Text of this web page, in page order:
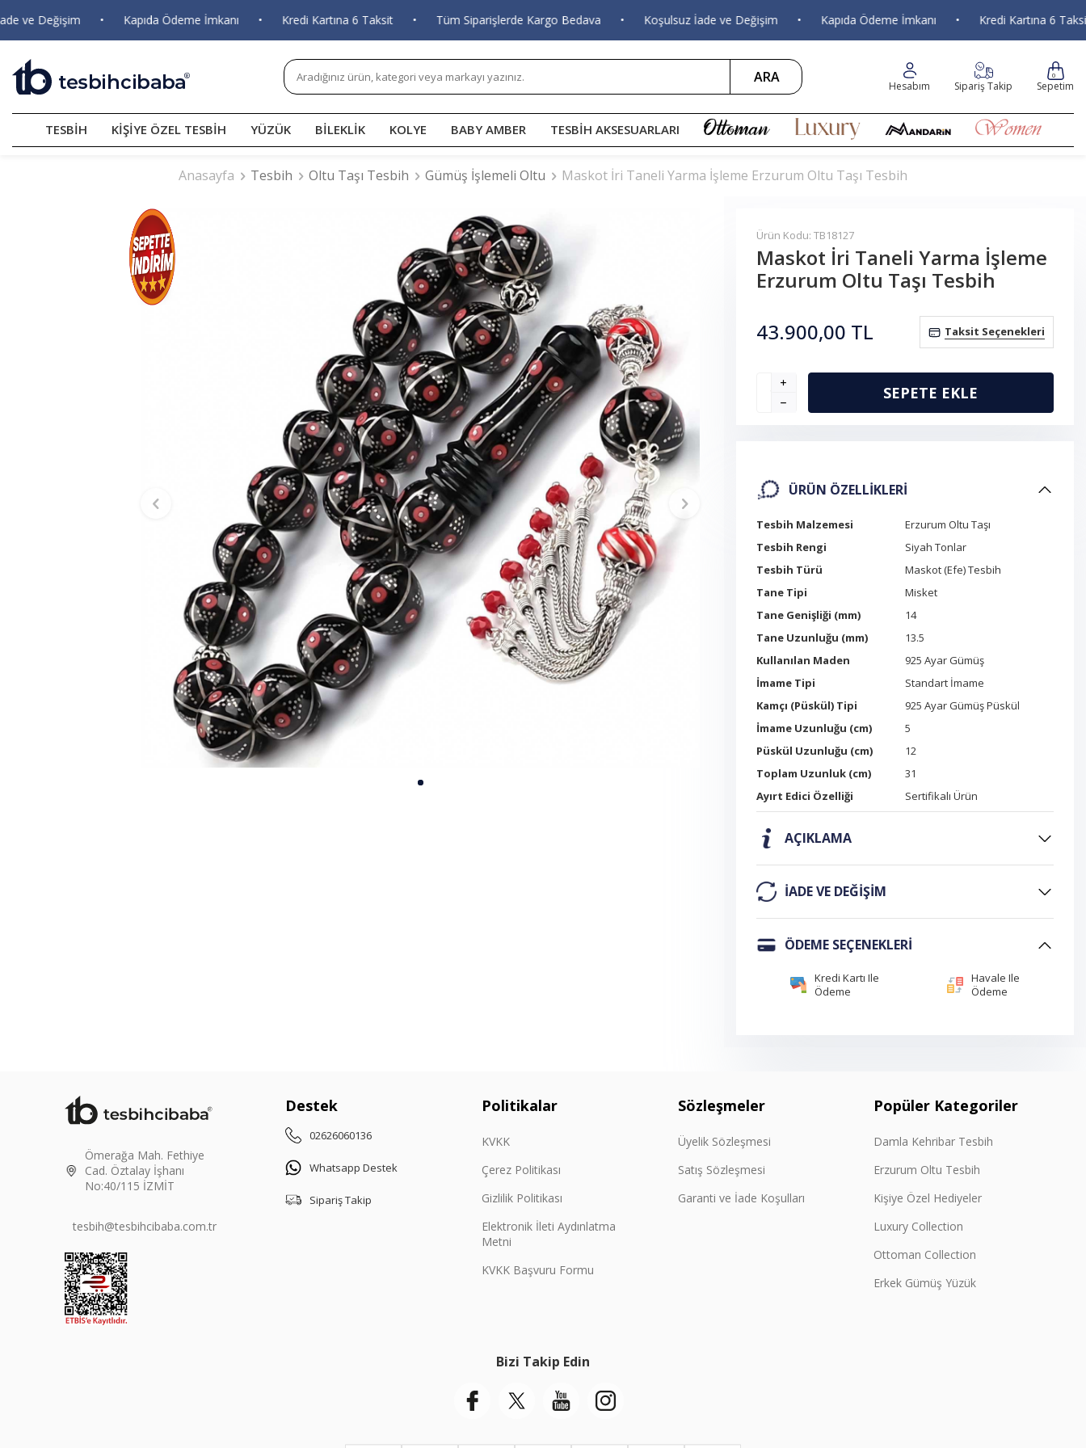
Değişim • Kapıda Ödeme İmkanı • Kredi Kartına 6 Taksit • Tüm Siparişlerde Kargo Bedava • Koşulsuz İade ve Değişim • Kapıda Ödeme İmkanı • Kredi Kartına 6 Taksit
ARA
Hesabım Sipariş Takip
0
Sepetim
TESBİH KİŞİYE ÖZEL TESBİH YÜZÜK BİLEKLİK KOLYE BABY AMBER TESBİH AKSESUARLARI
Anasayfa Tesbih Oltu Taşı Tesbih Gümüş İşlemeli Oltu Maskot İri Taneli Yarma İşleme Erzurum Oltu Taşı Tesbih
Ürün Kodu: TB18127
Maskot İri Taneli Yarma İşleme
Erzurum Oltu Taşı Tesbih
43.900,00 TL Taksit Seçenekleri
SEPETE EKLE
ÜRÜN ÖZELLIKLERI
Tesbih Malzemesi
Erzurum Oltu Taşı
Tesbih Rengi
Siyah Tonlar
Tesbih Türü
Maskot (Efe) Tesbih
Tane Tipi
Misket
Tane Genişliği (mm)
14
Tane Uzunluğu (mm)
13.5
Kullanılan Maden
925 Ayar Gümüş
İmame Tipi
Standart İmame
Kamçı (Püskül) Tipi
925 Ayar Gümüş Püskül
İmame Uzunluğu (cm)
5
Püskül Uzunluğu (cm)
12
Toplam Uzunluk (cm)
31
Ayırt Edici Özelliği
Sertifikalı Ürün
AÇIKLAMA
IADE VE DEĞIŞIM
ÖDEME SEÇENEKLERI
Kredi Kartı Ile
Ödeme
Havale Ile
Ödeme
Ömerağa Mah. Fethiye
Cad. Öztalay İşhanı
No:40/115 İZMİT
tesbih@tesbihcibaba.com.tr
Destek
02626060136
Whatsapp Destek
Sipariş Takip
Politikalar
KVKK
Çerez Politikası
Gizlilik Politikası
Elektronik İleti Aydınlatma
Metni
KVKK Başvuru Formu
Sözleşmeler
Üyelik Sözleşmesi
Satış Sözleşmesi
Garanti ve İade Koşulları
Popüler Kategoriler
Damla Kehribar Tesbih
Erzurum Oltu Tesbih
Kişiye Özel Hediyeler
Luxury Collection
Ottoman Collection
Erkek Gümüş Yüzük
Bizi Takip Edin